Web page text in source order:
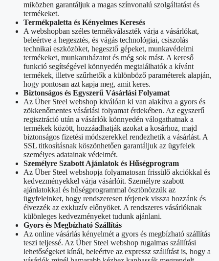
miközben garantáljuk a magas színvonalú szolgáltatást és
termékeket.
Termékpaletta és Kényelmes Keresés
A webshopban széles termékválaszték várja a vásárlókat,
beleértve a hegesztés, és vágás technológiai, csiszolás
technikai eszközöket, hegesztő gépeket, munkavédelmi
termékeket, munkaruházatot és még sok mást. A kereső
funkció segítségével könnyedén megtalálhatók a kívánt
termékek, illetve szűrhetők a különböző paraméterek alapján,
hogy pontosan azt kapja meg, amit keres.
Biztonságos és Egyszerű Vásárlási Folyamat
Az Über Steel webshop kiválóan ki van alakítva a gyors és
zökkenőmentes vásárlási folyamat érdekében. Az egyszerű
regisztráció után a vásárlók könnyedén válogathatnak a
termékek között, hozzáadhatják azokat a kosárhoz, majd
biztonságos fizetési módszerekkel rendezhetik a vásárlást. A
SSL titkosításnak köszönhetően garantáljuk az ügyfelek
személyes adatainak védelmét.
Személyre Szabott Ajánlatok és Hűségprogram
Az Über Steel webshopja folyamatosan frissülő akciókkal és
kedvezményekkel várja vásárlóit. Személyre szabott
ajánlatokkal és hűségprogrammal ösztönözzük az
ügyfeleinket, hogy rendszeresen térjenek vissza hozzánk és
élvezzék az exkluzív előnyöket. A rendszeres vásárlóknak
különleges kedvezményeket tudunk ajánlani.
Gyors és Megbízható Szállítás
Az online vásárlás kényelmét a gyors és megbízható szállítás
teszi teljessé. Az Über Steel webshop rugalmas szállítási
lehetőségeket kínál, beleértve az expressz szállítást is, hogy a